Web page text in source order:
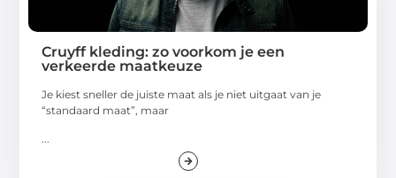
Cruyff kleding: zo voorkom je een
verkeerde maatkeuze
Je kiest sneller de juiste maat als je niet uitgaat van je
“standaard maat”, maar
...